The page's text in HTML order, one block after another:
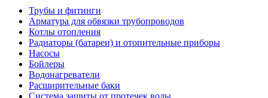
Трубы и фитинги
Арматура для обвязки трубопроводов
Котлы отопления
Радиаторы (батареи) и отопительные приборы
Насосы
Бойлеры
Водонагреватели
Расширительные баки
Система защиты от протечек воды